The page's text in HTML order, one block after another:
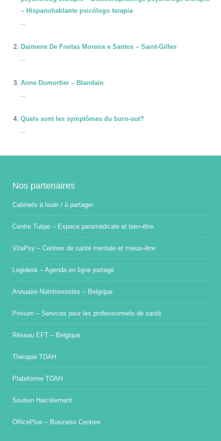
– Hispanohablante psicólogo terapia
Daimene De Freitas Moreira e Santos – Saint-Gilles
Anne Dumortier – Blandain
Quels sont les symptômes du burn-out?
Nos partenaires
Cabinets à louer / à partager
Centre Tulipe – Espace paramédicale et bien-être.
VitaPsy – Centres de santé mentale et mieux-être
Logidesk – Agenda en ligne partagé
Annuaire Nutritionnistes – Belgique
Privium – Services pour les professionnels de santé
Réseau EFT – Belgique
Thérapie TDAH
Plateforme TDAH
Soutien Harcèlement
OfficePlus – Business Centres